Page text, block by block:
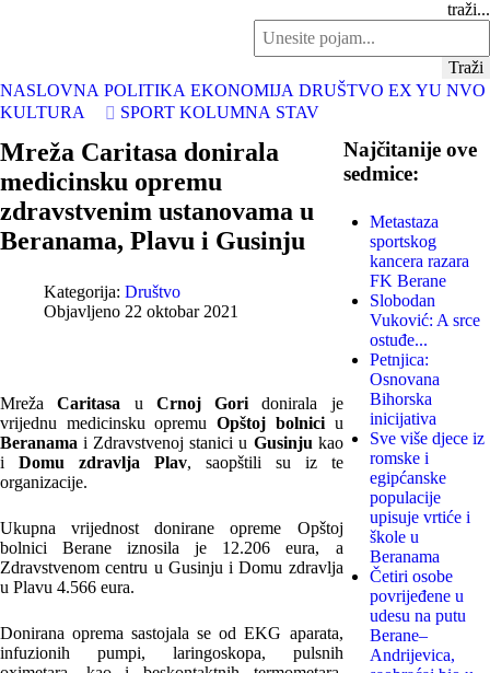
traži...
Traži
NASLOVNA POLITIKA EKONOMIJA DRUŠTVO EX YU NVO
KULTURA
SPORT KOLUMNA STAV
Mreža Caritasa donirala
medicinsku opremu
zdravstvenim ustanovama u
Beranama, Plavu i Gusinju
Kategorija: Društvo
Objavljeno 22 oktobar 2021
MrežaCaritasa u Crnoj Gori donirala je
vrijednu medicinsku opremuOpštoj bolniciu
Beranama i Zdravstvenoj stanici u Gusinju kao
i Domu zdravlja Plav, saopštili su iz te
organizacije.
Ukupna vrijednost donirane opreme Opštoj
bolnici Berane iznosila je 12.206 eura, a
Zdravstvenom centru u Gusinju i Domu zdravlja
u Plavu 4.566 eura.
Donirana oprema sastojala se od EKG aparata,
infuzionih pumpi, laringoskopa, pulsnih
Najčitanije ove
sedmice:
Metastaza
sportskog
kancera razara
FK Berane
Slobodan
Vuković: A srce
ostuđe...
Petnjica:
Osnovana
Bihorska
inicijativa
Sve više djece iz
romske i
egipćanske
populacije
upisuje vrtiće i
škole u
Beranama
Četiri osobe
povrijeđene u
udesu na putu
Berane–
Andrijevica,